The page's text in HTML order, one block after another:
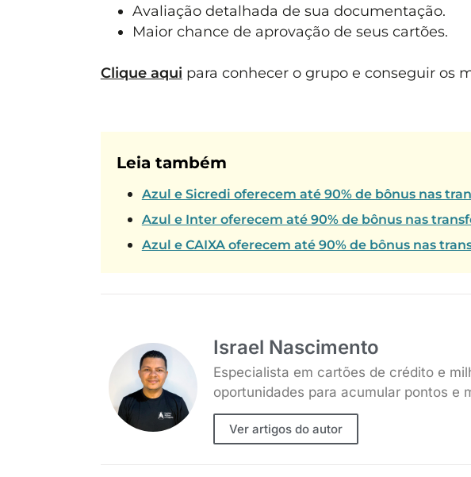
Avaliação detalhada de sua documentação.
Maior chance de aprovação de seus cartões.
Clique aqui para conhecer o grupo e conseguir os
Leia também
Azul e Sicredi oferecem até 90% de bônus nas
Azul e Inter oferecem até 90% de bônus nas
Azul e CAIXA oferecem até 90% de bônus nas
Israel Nascimento
Especialista em cartões de crédito e
oportunidades para acumular pontos e
Ver artigos do autor